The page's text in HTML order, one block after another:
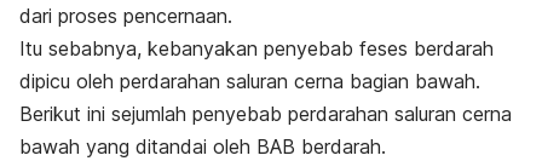
dari proses pencernaan.
Itu sebabnya, kebanyakan penyebab feses berdarah
dipicu oleh perdarahan saluran cerna bagian bawah.
Berikut ini sejumlah penyebab perdarahan saluran cerna
bawah yang ditandai oleh BAB berdarah.